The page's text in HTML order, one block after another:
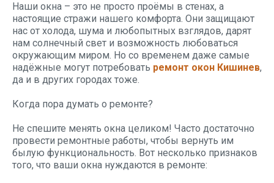
Наши окна – это не просто проёмы в стенах, а
настоящие стражи нашего комфорта. Они защищают
нас от холода, шума и любопытных взглядов, дарят
нам солнечный свет и возможность любоваться
окружающим миром. Но со временем даже самые
надёжные могут потребовать ремонт окон Кишинев,
да и в других городах тоже.
Когда пора думать о ремонте?
Не спешите менять окна целиком! Часто достаточно
провести ремонтные работы, чтобы вернуть им
былую функциональность. Вот несколько признаков
того, что ваши окна нуждаются в ремонте: